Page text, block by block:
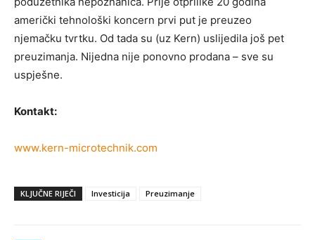
američki tehnološki koncern prvi put je preuzeo
njemačku tvrtku. Od tada su (uz Kern) uslijedila još pet
preuzimanja. Nijedna nije ponovno prodana – sve su
uspješne.
Kontakt:
www.kern-microtechnik.com
KLJUČNE RIJEČI Investicija Preuzimanje